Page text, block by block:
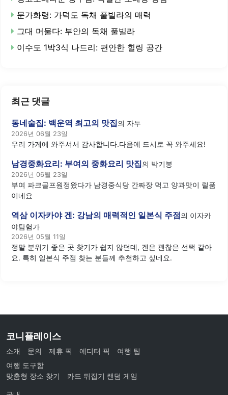
문가화령: 가덕도 독채 풀빌라의 매력
그대 머물다: 부안의 독채 풀빌라
이수도 1박3식 나드리: 편안한 힐링 공간
최근 댓글
동네술집: 백운역 최고의 맛집의 자두
2026년 06월 23일
우리 가게에 와주셔서 감사합니다.다음에 드시로 꼭 와주세요!
남경중화요리: 부여의 중화요리 맛집의 박기봉
2026년 06월 23일
부여 파크골프원정왔다가 남경중식당 간짜장 먹고 양과맛이 릴품
이네요
역삼 이자카야 겐: 강남의 매력적인 일본식 주점의 이자카
야탐험가
2026년 05월 11일
정말 분위기 좋은 곳 찾기가 쉽지 않던데, 겐은 괜찮은 선택 같아
요. 특히 일본식 주점 찾는 분들께 추천하고 싶네요.
코니플레이스
소개 문의 제휴 픽 에디터 픽
여행 팁
여행 도구함
맞춤형 장소 찾기
카드 뒤집기 랜덤 게임